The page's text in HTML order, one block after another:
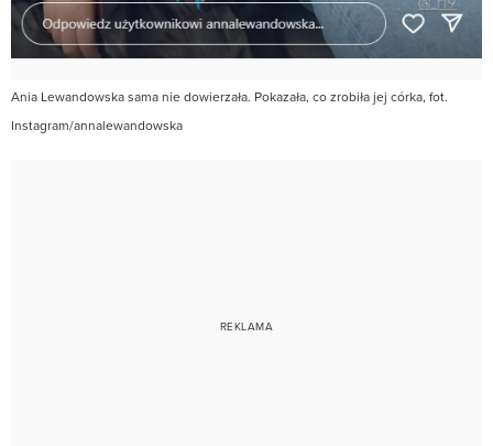
Ania Lewandowska sama nie dowierzała. Pokazała, co zrobiła jej córka, fot.
Instagram/annalewandowska